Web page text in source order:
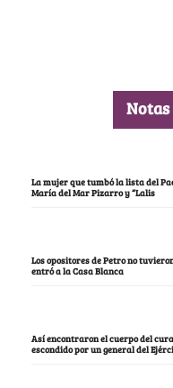
Notas
La mujer que tumbó la lista del
María del Mar Pizarro y “Lalis
Los opositores de Petro no
entró a la Casa Blanca
Así encontraron el cuerpo del
escondido por un general del